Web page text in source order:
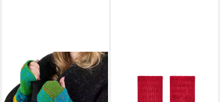
KUNST UND MAGIE
Armstulpen Bunte
Armstulpen Stulpen
Handwärmer Pulswärmer
glatt AS715 (1 Paar, 1-St., 1
Paar) praktisches Daumenloch